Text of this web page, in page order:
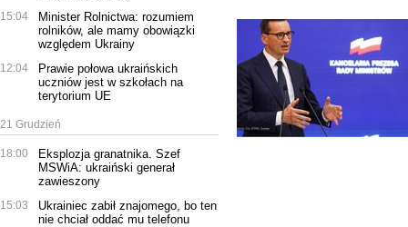
15:04
Minister Rolnictwa: rozumiem
rolników, ale mamy obowiązki
względem Ukrainy
12:04
Prawie połowa ukraińskich
uczniów jest w szkołach na
terytorium UE
21 Grudzień
18:00
Eksplozja granatnika. Szef
MSWiA: ukraiński generał
zawieszony
15:03
Ukrainiec zabił znajomego, bo ten
nie chciał oddać mu telefonu